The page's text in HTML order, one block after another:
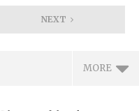
NEXT
MORE